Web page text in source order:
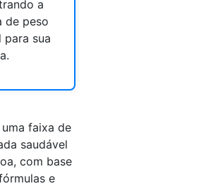
a
de peso
para sua
faixa de
saudável
com base
e